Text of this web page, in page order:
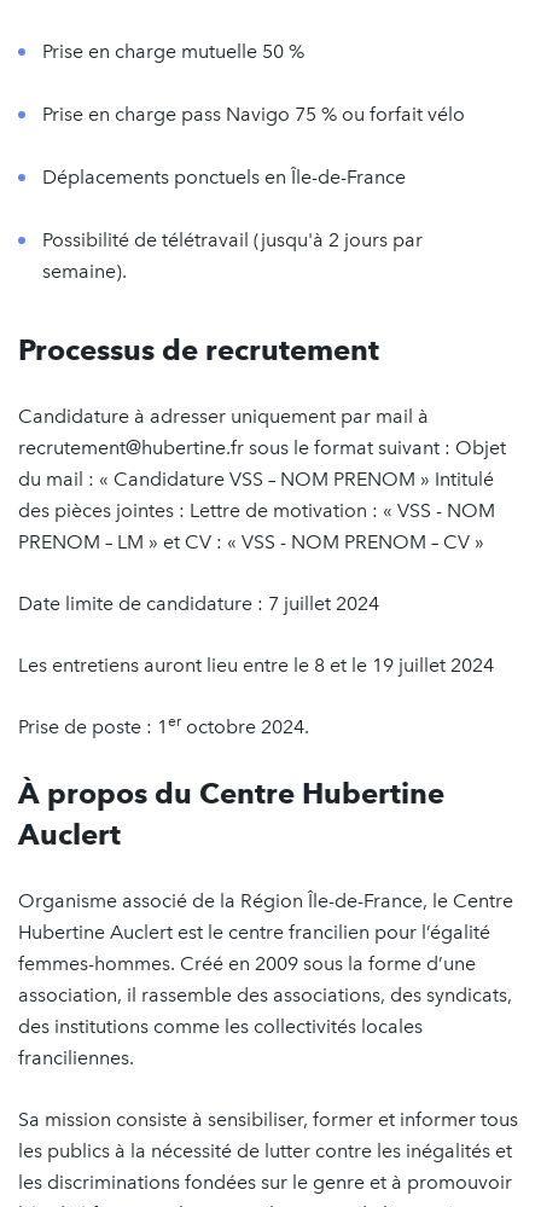
Prise en charge mutuelle 50 %
Prise en charge pass Navigo 75 % ou forfait vélo
Déplacements ponctuels en Île-de-France
Possibilité de télétravail (jusqu'à 2 jours par
semaine).
Processus de recrutement
Candidature à adresser uniquement par mail à
recrutement@hubertine.fr sous le format suivant : Objet
du mail : « Candidature VSS – NOM PRENOM » Intitulé
des pièces jointes : Lettre de motivation : « VSS - NOM
PRENOM – LM » et CV : « VSS - NOM PRENOM – CV »
Date limite de candidature : 7 juillet 2024
Les entretiens auront lieu entre le 8 et le 19 juillet 2024
Prise de poste : 1 eroctobre 2024.
À propos du Centre Hubertine
Auclert
Organisme associé de la Région Île-de-France, le Centre
Hubertine Auclert est le centre francilien pour l’égalité
femmes-hommes. Créé en 2009 sous la forme d’une
association, il rassemble des associations, des syndicats,
des institutions comme les collectivités locales
franciliennes.
Sa mission consiste à sensibiliser, former et informer tous
les publics à la nécessité de lutter contre les inégalités et
les discriminations fondées sur le genre et à promouvoir